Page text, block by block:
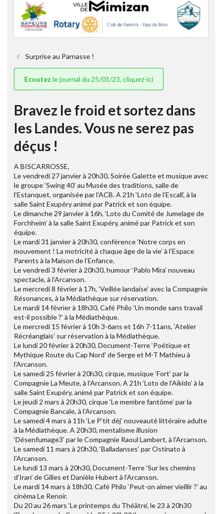
Surprise au Parnasse !
Ecoutez le journal du 25/01/23, cliquez-ici
Bravez le froid et sortez dans
les Landes. Vous ne serez pas
déçus !
A BISCARROSSE,
Le vendredi 27 janvier à 20h30, Soirée Galette et musique avec
le groupe ‘Swing 40’ au Musée des traditions, salle de
l’Estanquet, organisée par l’ACB. A 21h ‘Loto de l’Escall’, à la
salle Saint Exupéry animé par Patrick et son équipe.
Le dimanche 29 janvier à 16h, ‘Loto du Comité de Jumelage de
Forchheim’ à la salle Saint Exupéry, animé par Patrick et son
équipe.
Le mardi 31 janvier à 20h30, conférence ‘Notre corps en
mouvement ! La motricité à chaque âge de la vie’ à l’Espace
Parents à la Maison de l’Enfance.
Le vendredi 3 février à 20h30, humour ‘Pablo Mira’ nouveau
spectacle, à l’Arcanson.
Le mercredi 8 février à 17h, ‘Veillée landaise’ avec la Compagnie
Résonances, à la Médiathèque sur réservation.
Le mardi 14 février à 18h30, Café Philo ‘Un monde sans travail
est-il possible ?’ à la Médiathèque.
Le mercredi 15 février à 10h 3-6ans et 16h 7-11ans, ‘Atelier
Récréanglais’ sur réservation à la Médiathèque.
Le lundi 20 février à 20h30, Document-Terre ‘Poétique et
Mythique Route du Cap Nord’ de Serge et M-T Mathieu à
l’Arcanson.
Le samedi 25 février à 20h30, cirque, musique ‘Fort’ par la
Compagnie La Meute, à l’Arcanson. A 21h ‘Loto de l’Aïkido’ à la
salle Saint Exupéry, animé par Patrick et son équipe.
Le jeudi 2 mars à 20h30, cirque ‘Le membre fantôme’ par la
Compagnie Bancale, à l’Arcanson.
Le samedi 4 mars à 11h ‘Le P’tit déj’ nouveauté littéraire adulte
à la Médiathèque. A 20h30, mentalisme illusion
‘Désenfumage3’ par le Compagnie Raoul Lambert, à l’Arcanson.
Le samedi 11 mars à 20h30, ‘Balladanses’ par Ostinato à
l’Arcanson.
Le lundi 13 mars à 20h30, Document-Terre ‘Sur les chemins
d’Iran’ de Gilles et Danièle Hubert à l’Arcanson.
Le mardi 14 mars à 18h30, Café Philo ‘Peut-on aimer vieillir ?’ au
cinéma Le Renoir.
Du 20 au 26 mars ‘Le printemps du Théâtre’, le 23 à 20h30